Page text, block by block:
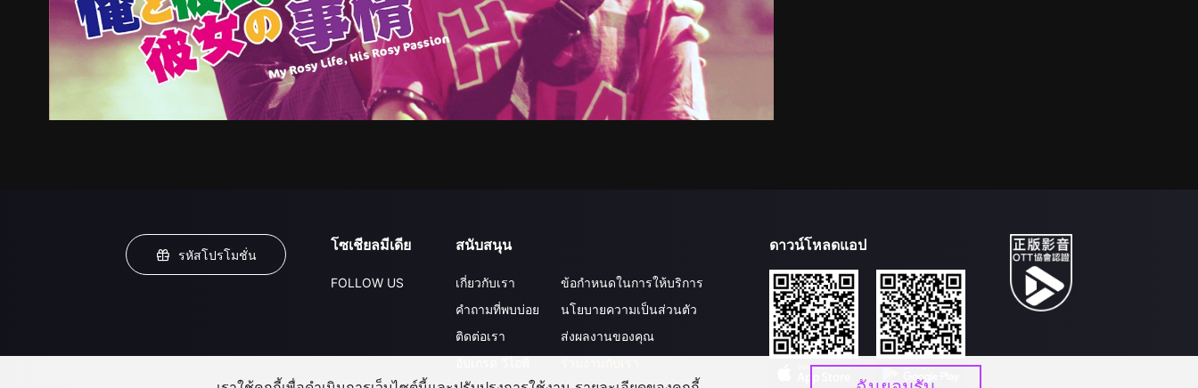
รหัสโปรโมชั่น
โซเชียลมีเดีย
FOLLOW US
สนับสนุน
เกี่ยวกับเรา
คำถามที่พบบ่อย
ติดต่อเรา
ข้อกำหนดในการให้บริการ
นโยบายความเป็นส่วนตัว
ส่งผลงานของคุณ
ดาวน์โหลดแอป